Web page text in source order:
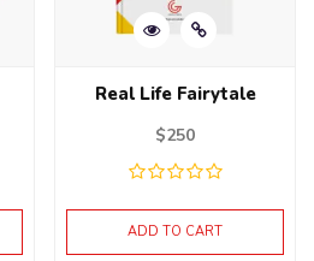
Real Life Fairytale
$250
ADD TO CART